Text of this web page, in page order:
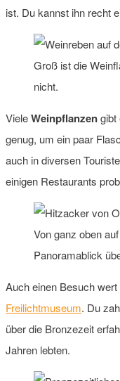
ist. Du kannst ihn recht
Groß ist die
nicht.
VieleWeinpflanzengibt
genug, um ein paar
auch in diversen
einigen Restaurants
Von ganz oben
Panoramablick
Auch einen Besuch wert
Freilichtmuseum. Du
über die Bronzezeit
Jahren lebten.